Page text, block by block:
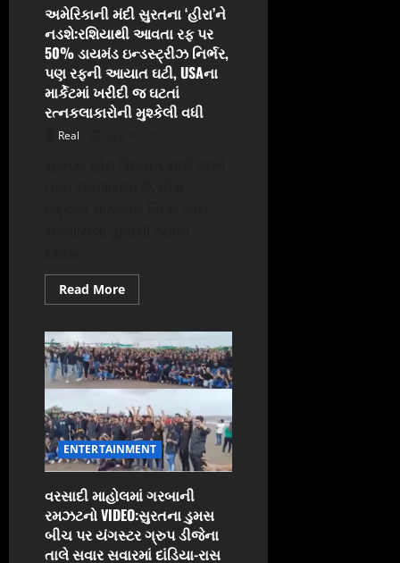
લોકો
ફસાયા,
એમ્બ્યુલન્સ-
રેસ્કયૂ
ટીમને
પણ
પહોંચવું
મુશ્કેલ
બન્યું
અમેરિકાની મંદી સુરતના ‘હીરા’ને
નડશે:રશિયાથી આવતા રફ પર
50% ડાયમંડ ઇન્ડસ્ટ્રીઝ નિર્ભર,
પણ રફની આયાત ઘટી, USAના
માર્કેટમાં ખરીદી જ ઘટતાં
રત્નકલાકારોની મુશ્કેલી વધી
Real
Read MoreRead
more
મંદી
સુરતના
‘હીરા’ને
નડશે:રશિયાથી
આવતા
પર
50%
ડાયમંડ
ઇન્ડસ્ટ્રીઝ
નિર્ભર,
પણ
રફની
આયાત
ઘટી,
USAના
માર્કેટમાં
ખરીદી
ENTERTAINMENT
વરસાદી માહોલમાં ગરબાની
રમઝટનો VIDEO:સુરતના ડુમસ
બીચ પર યંગસ્ટર ગ્રુપ ડીજેના
તાલે સવાર સવારમાં દાંડિયા-રાસ